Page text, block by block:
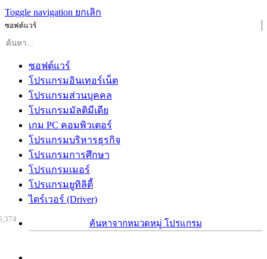
Toggle navigation ยกเลิก
ซอฟต์แวร์
ซอฟต์แวร์
โปรแกรมอินเทอร์เน็ต
โปรแกรมส่วนบุคคล
โปรแกรมมัลติมีเดีย
เกม PC คอมพิวเตอร์
โปรแกรมบริหารธุรกิจ
โปรแกรมการศึกษา
โปรแกรมเมอร์
โปรแกรมยูทิลิตี้
ไดร์เวอร์ (Driver)
ค้นหาจากหมวดหมู่ โปรแกรม